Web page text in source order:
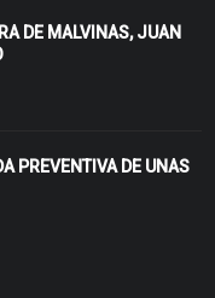
DE MALVINAS, JUAN
PREVENTIVA DE UNAS